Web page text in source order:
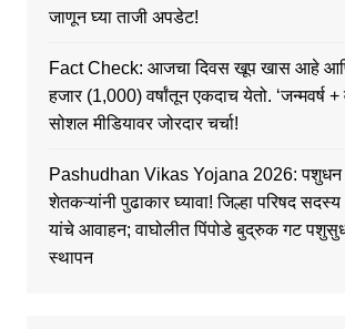
जाणून घ्या ताजी अपडेट!
Fact Check: आजचा दिवस खूप खास आहे
हजार (1,000) वर्षांतून एकदाच येतो. ‘जन्मवर्ष
सोशल मीडियावर जोरदार चर्चा!
Pashudhan Vikas Yojana 2026: पशुधन
शेतकऱ्यांनी पुढाकार घ्यावा! जिल्हा परिषद
यांचे आवाहन; वाघोलीत पिंपोडे बुद्रुक गट
स्थापन